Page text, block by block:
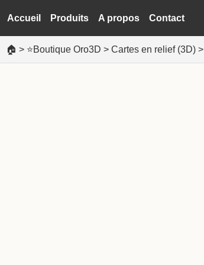
Accueil Produits A propos Contact
🏠 > ⭐Boutique Oro3D > Cartes en relief (3D) >